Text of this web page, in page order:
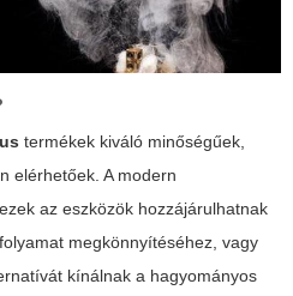
termékek kiváló minőségűek,
elérhetőek. A modern
az eszközök hozzájárulhatnak
megkönnyítéséhez, vagy
kínálnak a hagyományos